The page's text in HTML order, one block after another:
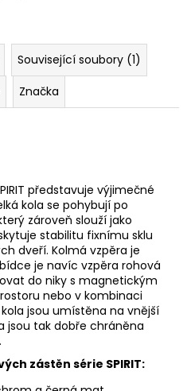
Související soubory (1)
Značka
představuje výjimečné
kola se pohybují po
zároveň slouží jako
stabilitu fixnímu sklu
dveří. Kolmá vzpěra je
je navíc vzpěra rohová
do niky s magnetickým
nebo v kombinaci
jsou umístěna na vnější
jsou tak dobře chráněna
zástěn série SPIRIT: